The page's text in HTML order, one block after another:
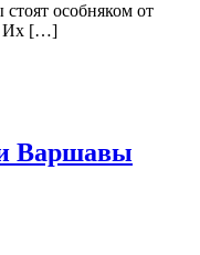
особняком от
Их […]
Варшавы